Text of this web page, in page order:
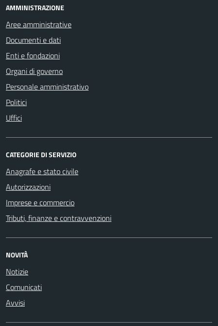
AMMINISTRAZIONE
Aree amministrative
Documenti e dati
Enti e fondazioni
Organi di governo
Personale amministrativo
Politici
Uffici
CATEGORIE DI SERVIZIO
Anagrafe e stato civile
Autorizzazioni
Imprese e commercio
Tributi, finanze e contravvenzioni
NOVITÀ
Notizie
Comunicati
Avvisi